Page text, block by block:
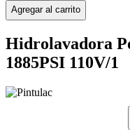
Agregar al carrito
Hidrolavadora
1885PSI 110V/1